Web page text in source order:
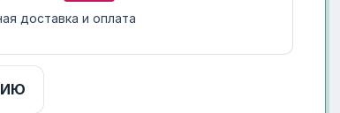
доставка и оплата